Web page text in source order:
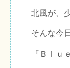
北風が、
そんな今
『Ｂｌｕ